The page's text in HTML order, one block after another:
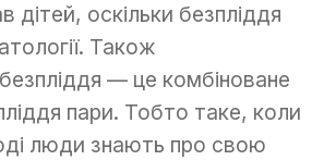
дітей, оскільки безпліддя
Також
— це комбіноване
пари. Тобто таке, коли
люди знають про свою